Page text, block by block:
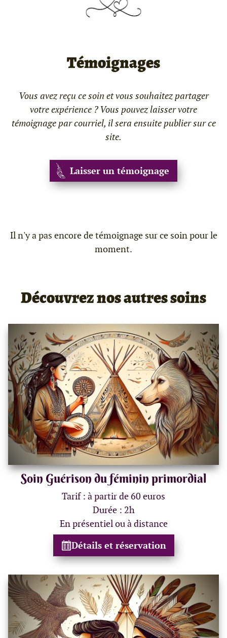
Témoignages
Vous avez reçu ce soin et vous souhaitez partager
votre expérience ? Vous pouvez laisser votre
témoignage par courriel, il sera ensuite publier sur ce
site.
Laisser un témoignage
Il n'y a pas encore de témoignage sur ce soin pour le
moment.
Découvrez nos autres soins
Soin Guérison du féminin primordial
Tarif : à partir de 60 euros
Durée : 2h
En présentiel ou à distance
Détails et réservation